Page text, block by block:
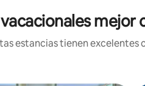
mejor
estancias tienen